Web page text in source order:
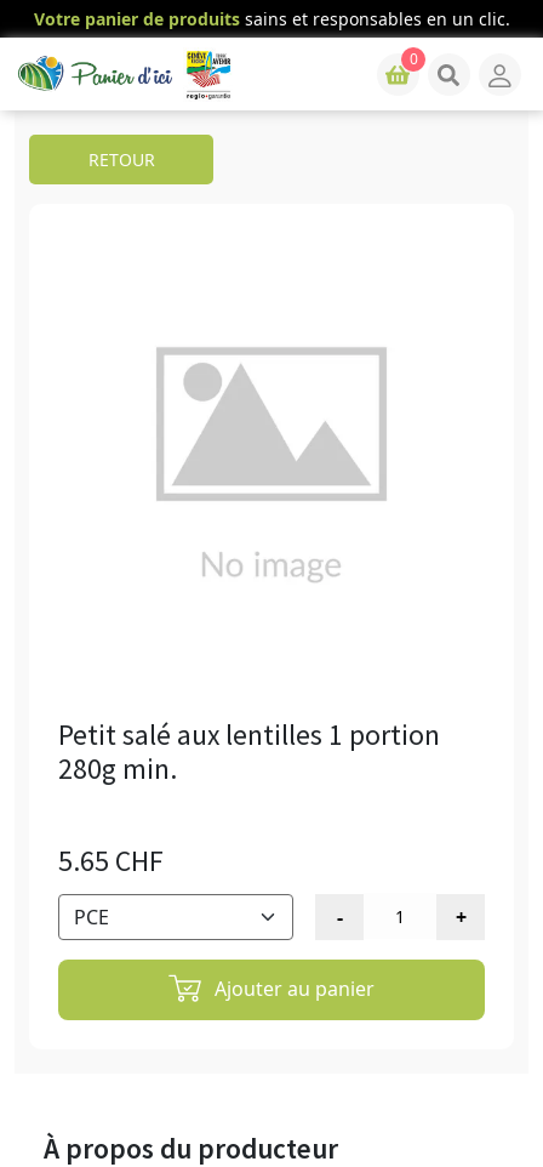
Votre panier de produitssains et responsables en un clic.
0
RETOUR
Petit salé aux lentilles 1 portion
280g min.
5.65 CHF
Ajouter au panier
À propos du producteur